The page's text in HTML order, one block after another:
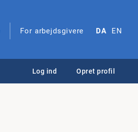
For arbejdsgivere DA EN
Log ind Opret profil